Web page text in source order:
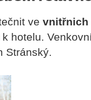
ve vnitřnich
hotelu.
Stránský.